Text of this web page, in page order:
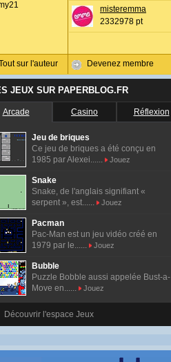
sur l'auteur
misteremma
2332978 pt
Devenez membre
JEUX SUR PAPERBLOG.FR
Arcade Casino Réflexion
Jeu de briques
Ce jeu de briques a été conçu en
1985 par Alexei......
Jouez
Snake
Snake, de l'anglais signifiant «
serpent », est......
Jouez
Pacman
Pac-Man est un jeu vidéo créé en
1979 par le......
Jouez
Bubble
Puzzle Bobble aussi appelée Bust-a-
Move en......
Jouez
Découvrir l'espace Jeux